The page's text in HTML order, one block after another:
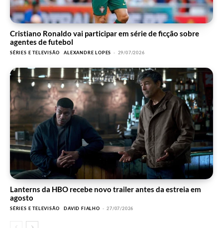
Cristiano Ronaldo vai participar em série de ficção sobre
agentes de futebol
SÉRIES E TELEVISÃO ALEXANDRE LOPES - 29/07/2026
Lanterns da HBO recebe novo trailer antes da estreia em
agosto
SÉRIES E TELEVISÃO DAVID FIALHO - 27/07/2026